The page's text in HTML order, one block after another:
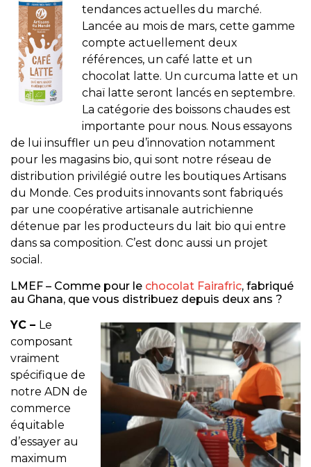
tendances actuelles du marché.
Lancée au mois de mars, cette gamme
compte actuellement deux
références, un café latte et un
chocolat latte. Un curcuma latte et un
chaï latte seront lancés en septembre.
La catégorie des boissons chaudes est
importante pour nous. Nous essayons
de lui insuffler un peu d’innovation notamment
pour les magasins bio, qui sont notre réseau de
distribution privilégié outre les boutiques Artisans
du Monde. Ces produits innovants sont fabriqués
par une coopérative artisanale autrichienne
détenue par les producteurs du lait bio qui entre
dans sa composition. C’est donc aussi un projet
social.
LMEF – Comme pour le chocolat Fairafric, fabriqué
au Ghana, que vous distribuez depuis deux ans ?
YC – Le
composant
vraiment
spécifique de
notre ADN de
commerce
équitable
d’essayer au
maximum